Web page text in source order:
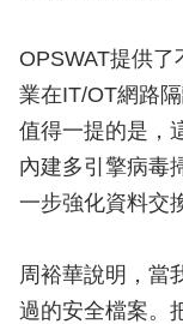
OPSWAT提供
業在IT/OT網路
值得一提的是，
內建多引擎病毒
一步強化資料交
周裕華說明，當
過的安全檔案。